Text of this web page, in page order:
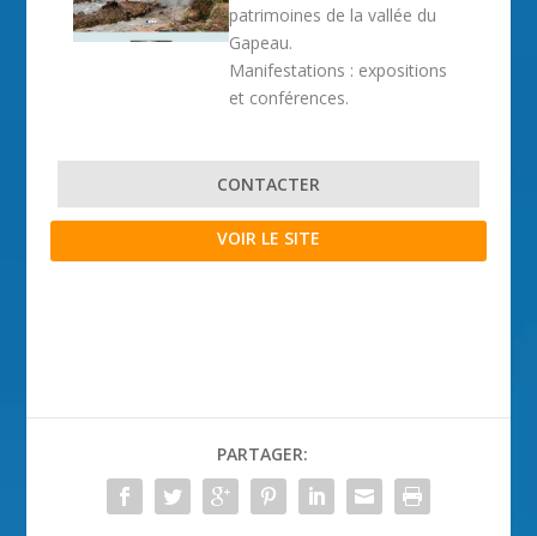
patrimoines de la vallée du
Gapeau.
Manifestations : expositions
et conférences.
CONTACTER
VOIR LE SITE
PARTAGER: